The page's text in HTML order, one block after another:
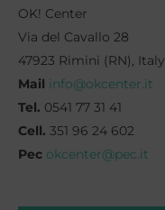
OK! Center
Via del Cavallo 28
47923 Rimini (RN), Italy
Mail info@okcenter.it
Tel. 0541 77 31 41
Cell. 351 96 24 602
Pec okcenter@pec.it